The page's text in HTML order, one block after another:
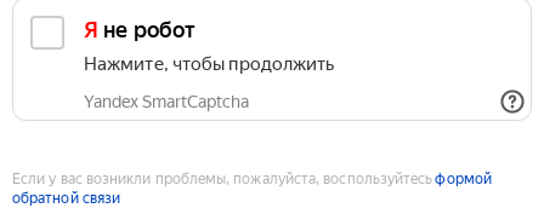
Я не робот
Нажмите, чтобы продолжить
Yandex SmartCaptcha
Если у вас возникли проблемы, пожалуйста, воспользуйтесьформой
обратной связи